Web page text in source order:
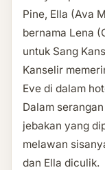
Pine, Ella (Ava
bernama Lena
untuk Sang
Kanselir
Eve di dalam
Dalam
jebakan yang
melawan
dan Ella diculik.